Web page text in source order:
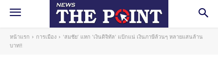
หน้าแรก การเมือง
‘สมชัย’ แหก ‘เงินดิจิทัล’ แป้กแน่ เงินภาษีล้วนๆ หลายแสนล้าน
บาท!!